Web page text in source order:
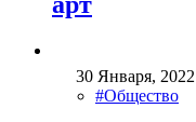
30 Января, 2022
#Общество